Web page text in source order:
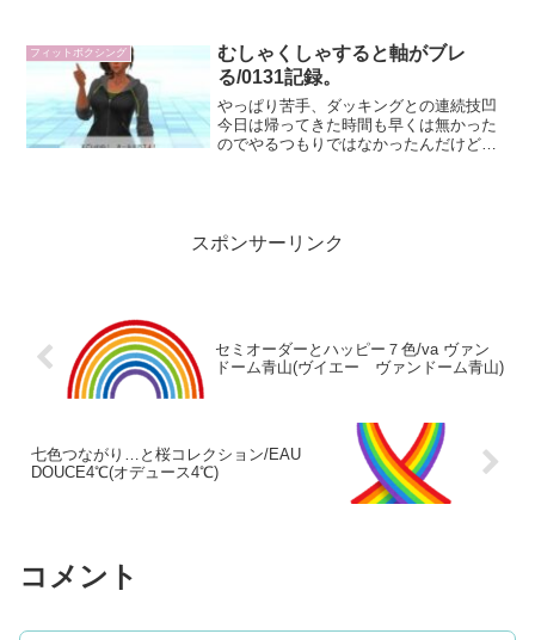
に迷いつつ選択肢が増えるとラウラ姉さ
んにまた「ひさしぶり...
フィットボクシング
むしゃくしゃすると軸がブレ
る/0131記録。
やっぱり苦手、ダッキングとの連続技凹
今日は帰ってきた時間も早くは無かった
のでやるつもりではなかったんだけど、
スポンサーリンク
セミオーダーとハッピー７色/va ヴァン
ドーム青山(ヴイエー ヴァンドーム青山)
七色つながり…と桜コレクション/EAU
DOUCE4℃(オデュース4℃)
コメント